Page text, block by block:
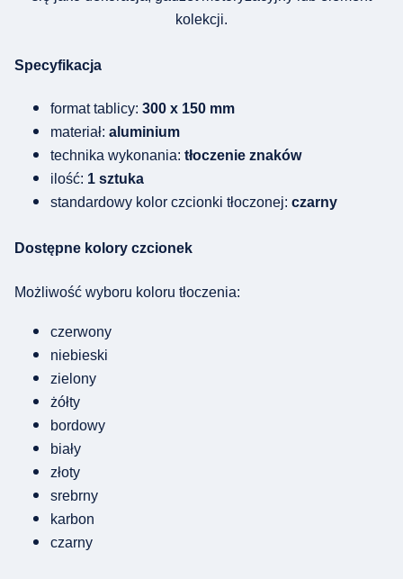
kolekcji.
Specyfikacja
format tablicy: 300 x 150 mm
materiał: aluminium
technika wykonania: tłoczenie znaków
ilość: 1 sztuka
standardowy kolor czcionki tłoczonej: czarny
Dostępne kolory czcionek
Możliwość wyboru koloru tłoczenia:
czerwony
niebieski
zielony
żółty
bordowy
biały
złoty
srebrny
karbon
czarny